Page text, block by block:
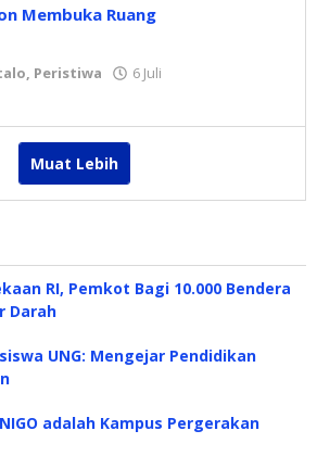
Membuka Ruang
, Peristiwa
6 Juli
Muat Lebih
RI, Pemkot Bagi 10.000 Bendera
Darah
UNG: Mengejar Pendidikan
adalah Kampus Pergerakan